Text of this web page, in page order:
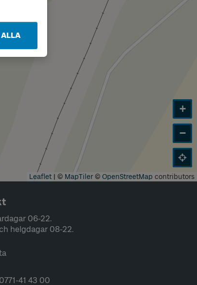
+
−
Leaflet | © MapTiler© OpenStreetMap contributors
06-22.
helgdagar 08-22.
41 43 00